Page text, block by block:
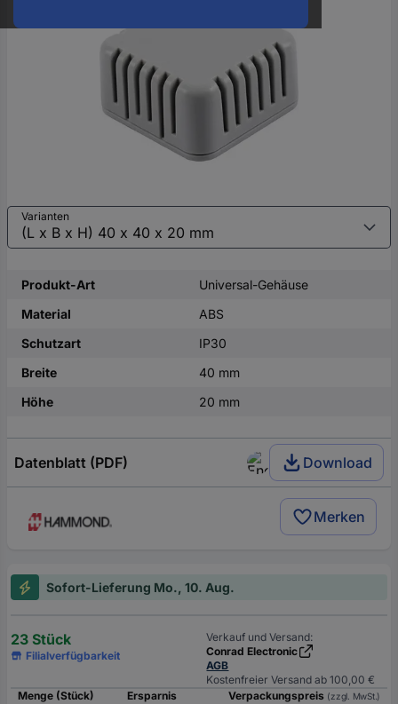
Varianten
Produkt-Art
Universal-Gehäuse
Material
ABS
Schutzart
IP30
Breite
40 mm
Höhe
20 mm
Datenblatt (PDF) Download
Merken
Sofort-Lieferung Mo., 10. Aug.
23 Stück
Filialverfügbarkeit
Verkauf und Versand:
Conrad Electronic
AGB
Kostenfreier Versand ab 100,00 €
Menge (Stück)
Ersparnis Verpackungspreis (zzgl. MwSt.)